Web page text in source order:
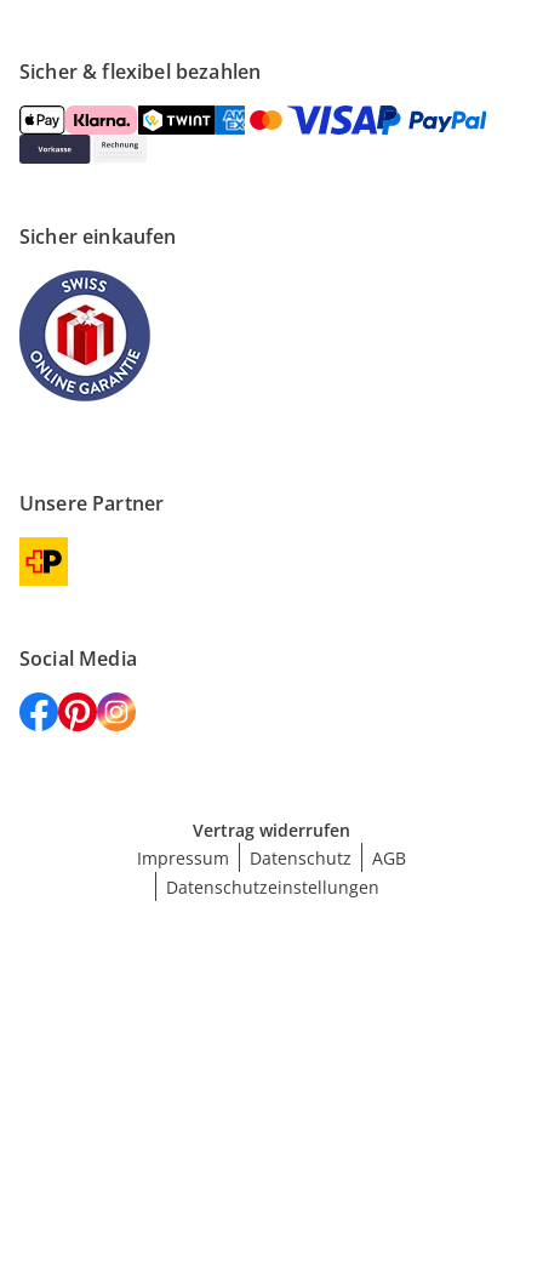
Sicher & flexibel bezahlen
Sicher einkaufen
Unsere Partner
Social Media
Vertrag widerrufen
Impressum
Datenschutz
AGB
Datenschutzeinstellungen